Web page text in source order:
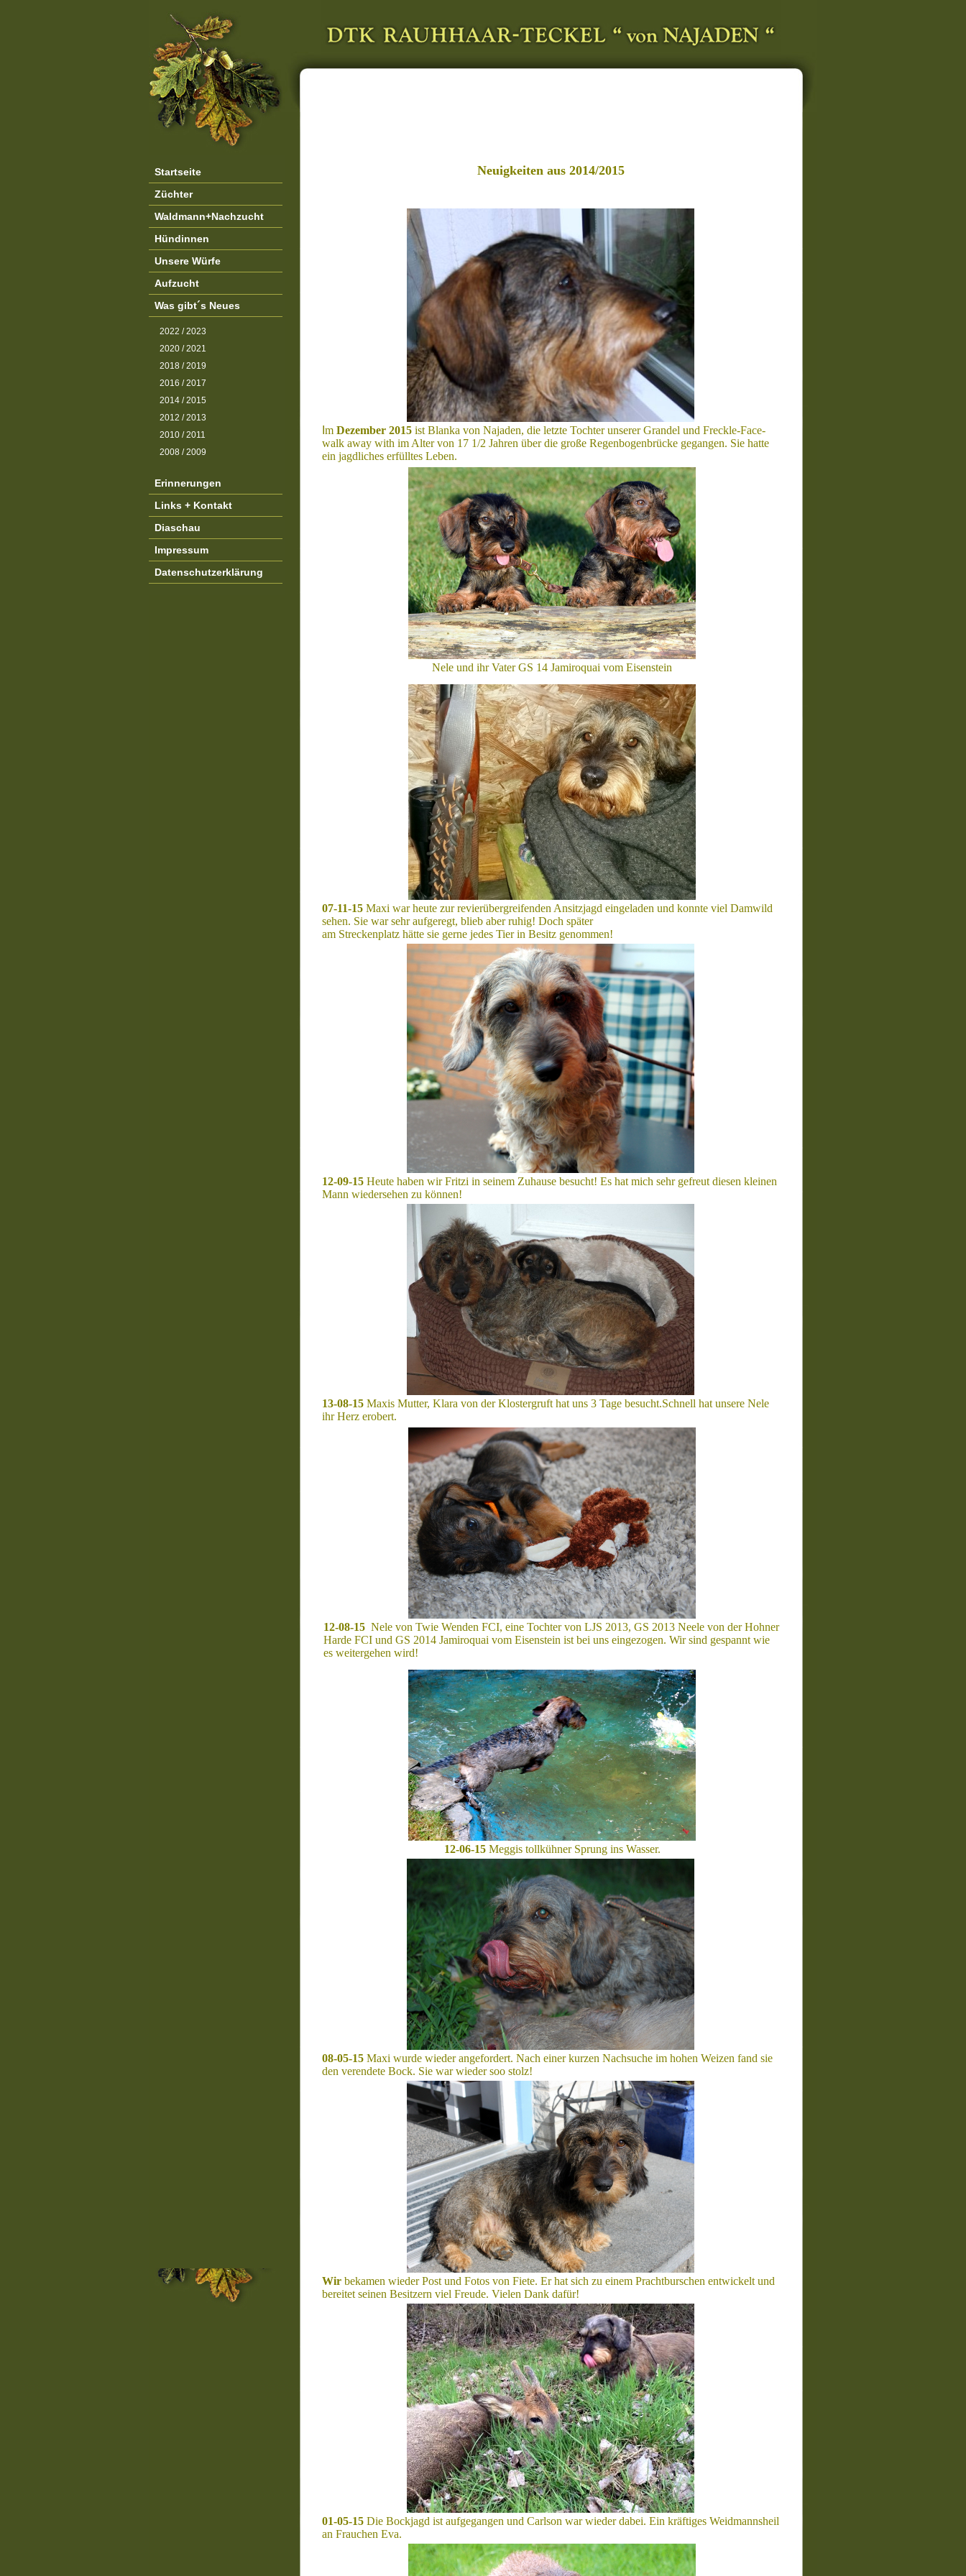
Startseite
Züchter
Waldmann+Nachzucht
Hündinnen
Unsere Würfe
Aufzucht
Was gibt´s Neues
2022 / 2023
2020 / 2021
2018 / 2019
2016 / 2017
2014 / 2015
2012 / 2013
2010 / 2011
2008 / 2009
Erinnerungen
Links + Kontakt
Diaschau
Impressum
Datenschutzerklärung
Neuigkeiten aus 2014/2015
m Dezember 2015 ist Blanka von Najaden, die letzte Tochter unserer Grandel und Freckle-Face-
walk away with im Alter von 17 1/2 Jahren über die große Regenbogenbrücke gegangen. Sie hatte
ein jagdliches erfülltes Leben.
Nele und ihr Vater GS 14 Jamiroquai vom Eisenstein
07-11-15 Maxi war heute zur revierübergreifenden Ansitzjagd eingeladen und konnte viel Damwild
sehen. Sie war sehr aufgeregt, blieb aber ruhig! Doch später
am Streckenplatz hätte sie gerne jedes Tier in Besitz genommen!
12-09-15 Heute haben wir Fritzi in seinem Zuhause besucht! Es hat mich sehr gefreut diesen kleinen
Mann wiedersehen zu können!
13-08-15 Maxis Mutter, Klara von der Klostergruft hat uns 3 Tage besucht.Schnell hat unsere Nele
ihr Herz erobert.
12-08-15 Nele von Twie Wenden FCI, eine Tochter von LJS 2013, GS 2013 Neele von der Hohner
Harde FCI und GS 2014 Jamiroquai vom Eisenstein ist bei uns eingezogen. Wir sind gespannt wie
es weitergehen wird!
12-06-15 Meggis tollkühner Sprung ins Wasser.
08-05-15 Maxi wurde wieder angefordert. Nach einer kurzen Nachsuche im hohen Weizen fand sie
den verendete Bock. Sie war wieder soo stolz!
Wir bekamen wieder Post und Fotos von Fiete. Er hat sich zu einem Prachtburschen entwickelt und
bereitet seinen Besitzern viel Freude. Vielen Dank dafür!
01-05-15 Die Bockjagd ist aufgegangen und Carlson war wieder dabei. Ein kräftiges Weidmannsheil
an Frauchen Eva.